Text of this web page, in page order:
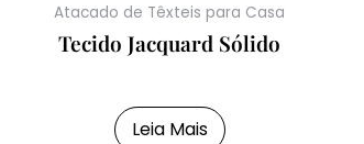
Atacado de Têxteis para Casa
Tecido Jacquard Sólido
Leia Mais